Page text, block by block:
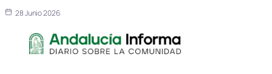
28 Junio 2026